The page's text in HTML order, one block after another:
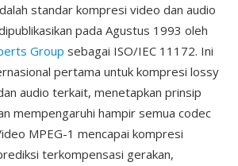
standar kompresi video dan audio
pada Agustus 1993 oleh
Group sebagai ISO/IEC 11172. Ini
pertama untuk kompresi lossy
audio terkait, menetapkan prinsip
mempengaruhi hampir semua codec
MPEG-1 mencapai kompresi
terkompensasi gerakan,